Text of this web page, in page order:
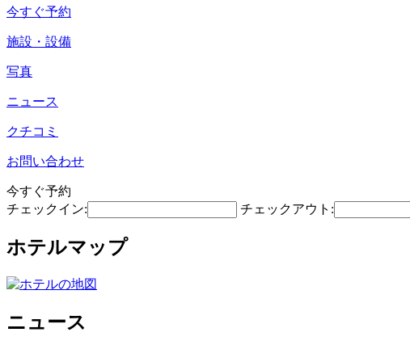
今すぐ予約
施設・設備
写真
ニュース
クチコミ
お問い合わせ
今すぐ予約
チェックイン:
チェックアウト:
ホテルマップ
ニュース